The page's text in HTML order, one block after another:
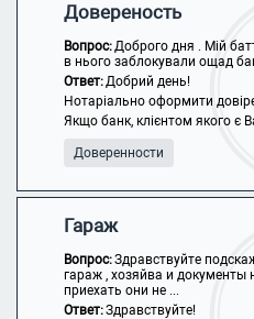
Довереность
Вопрос:Доброго дня . Мій
в нього заблокували ощад
Ответ:Добрий день!
Нотаріально оформити
Якщо банк, клієнтом якого є
Доверенности
Гараж
Вопрос:Здравствуйте
гараж , хозяйва и документы
приехать они не ...
Ответ:Здравствуйте!